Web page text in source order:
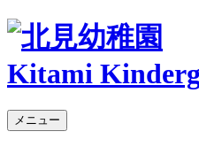
Kitami
メニュー